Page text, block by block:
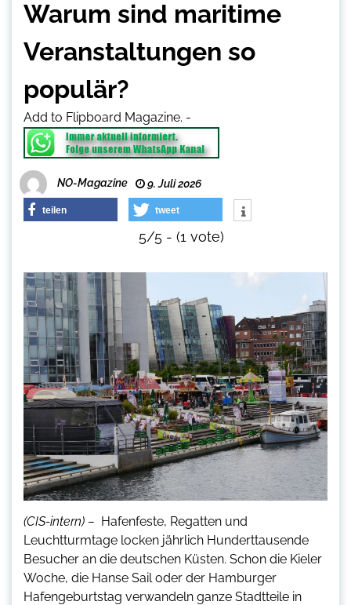
Warum sind maritime
Veranstaltungen so
populär?
Add to Flipboard Magazine. -
NO-Magazine 9. Juli 2026
teilen tweet
5/5 - (1 vote)
(CIS-intern) – Hafenfeste, Regatten und
Leuchtturmtage locken jährlich Hunderttausende
Besucher an die deutschen Küsten. Schon die Kieler
Woche, die Hanse Sail oder der Hamburger
Hafengeburtstag verwandeln ganze Stadtteile in